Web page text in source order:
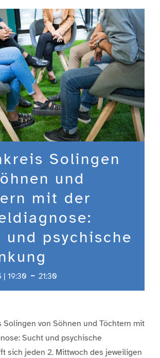
Solingen
und
mit der
und psychische
| 19:30 - 21:30
Solingen von Söhnen und Töchtern mit
Sucht und psychische
sich jeden 2. Mittwoch des jeweiligen